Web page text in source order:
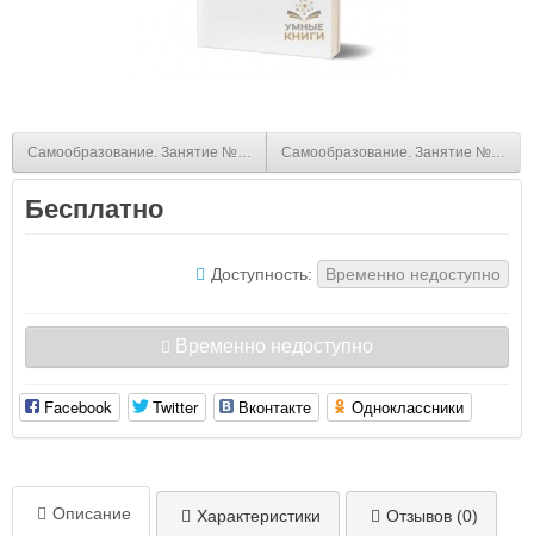
Самообразование. Занятие №1: мировоззрение и миропонимание
Самообразование. Занятие №4, 5:
Бесплатно
Доступность: Временно недоступно
Временно недоступно
Facebook Twitter Вконтакте Одноклассники
Описание Характеристики Отзывов (0)